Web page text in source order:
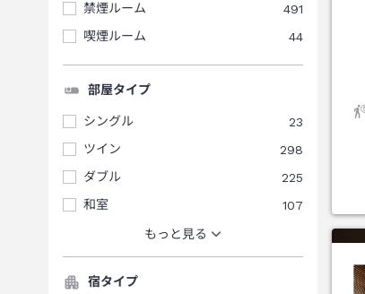
禁煙ルーム
491
喫煙ルーム
44
部屋タイプ
シングル
23
ツイン
298
ダブル
225
和室
107
もっと見る
宿タイプ